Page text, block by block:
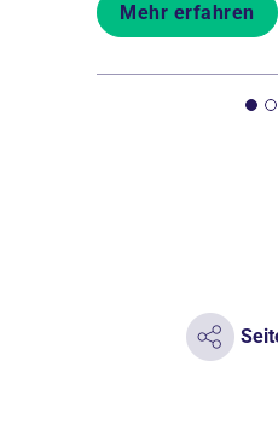
Mehr erfahren